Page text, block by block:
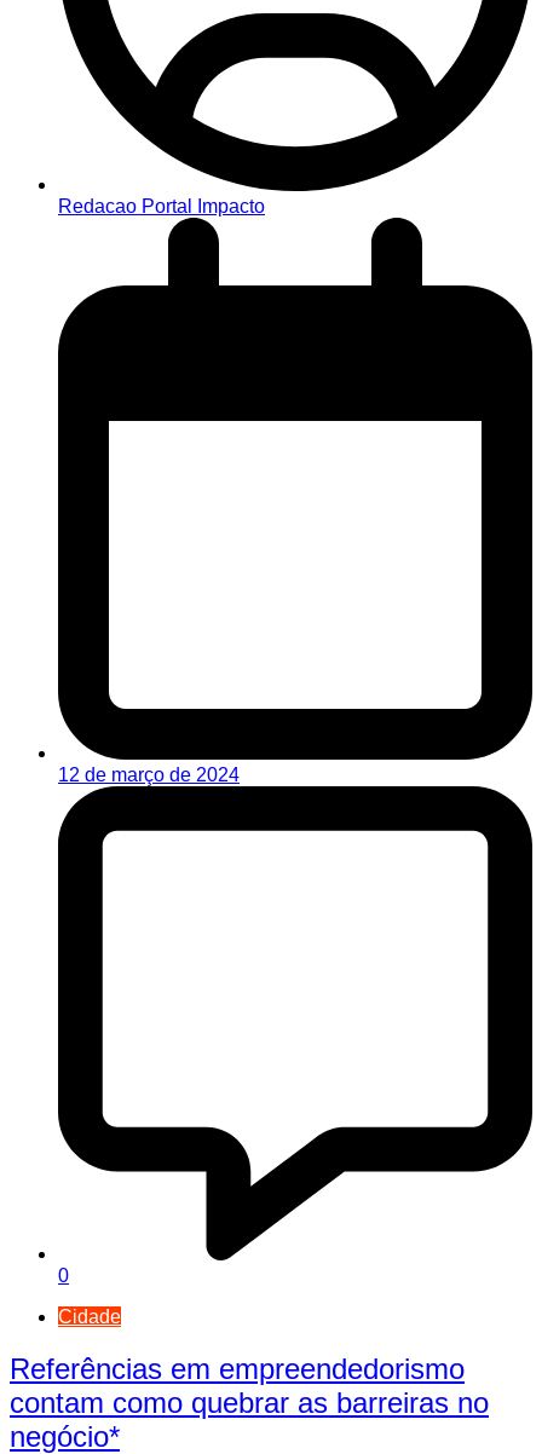
Redacao Portal Impacto
12 de março de 2024
0
Cidade
Referências em empreendedorismo
contam como quebrar as barreiras no
negócio*